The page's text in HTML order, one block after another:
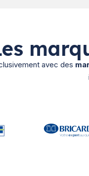
avec des